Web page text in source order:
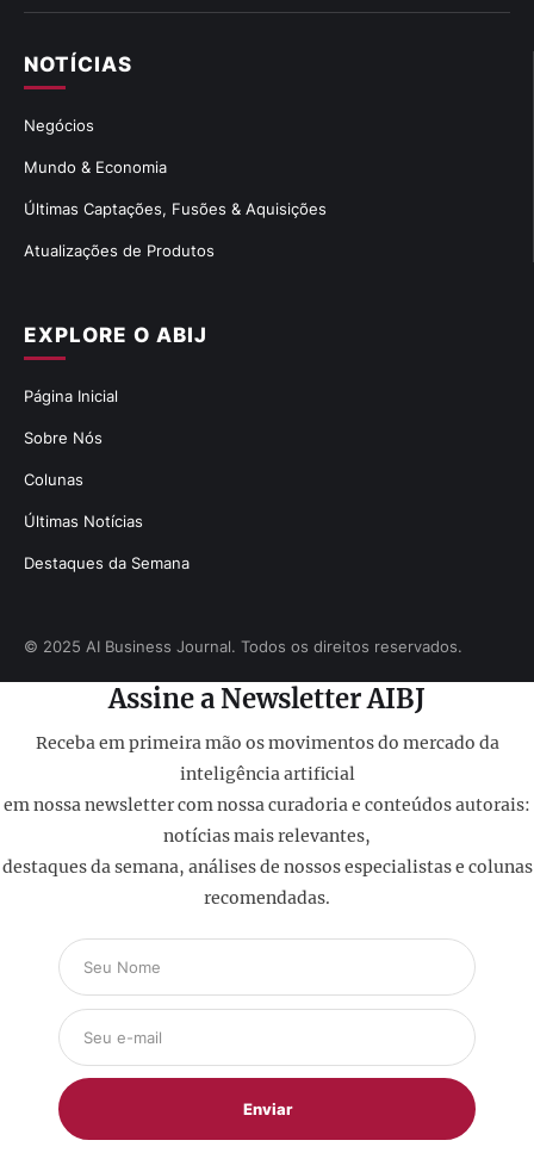
EXPLORE O ABIJ
Página Inicial
Sobre Nós
Colunas
Últimas Notícias
Destaques da Semana
NOTÍCIAS
Negócios
Mundo & Economia
Últimas Captações, Fusões & Aquisições
Atualizações de Produtos
© 2025 AI Business Journal. Todos os direitos reservados.
Assine a Newsletter AIBJ
Receba em primeira mão os movimentos do mercado da
inteligência artificial
em nossa newsletter com nossa curadoria e conteúdos autorais:
notícias mais relevantes,
destaques da semana, análises de nossos especialistas e colunas
recomendadas.